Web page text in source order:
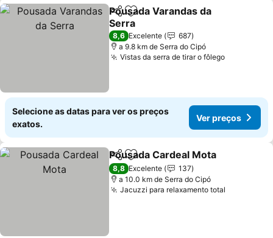
PartilharAdicionar aos favoritos
Pousada Varandas da
Serra
8,6 Excelente
687
a 9.8 km de Serra do Cipó
Vistas da serra de tirar o fôlego
Selecione as datas para ver os preços
exatos.
Ver preços
PartilharAdicionar aos favoritos
Pousada Cardeal Mota
8,8 Excelente
137
a 10.0 km de Serra do Cipó
Jacuzzi para relaxamento total